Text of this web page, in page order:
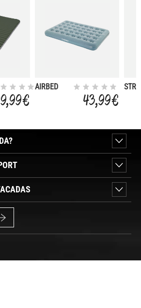
€
AIRBED
43,99 €